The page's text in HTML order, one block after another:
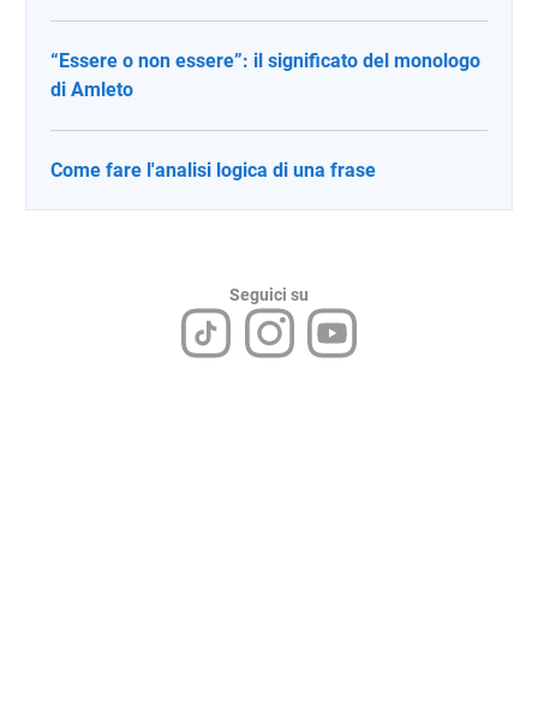
“Essere o non essere”: il significato del monologo
di Amleto
Come fare l'analisi logica di una frase
Seguici su